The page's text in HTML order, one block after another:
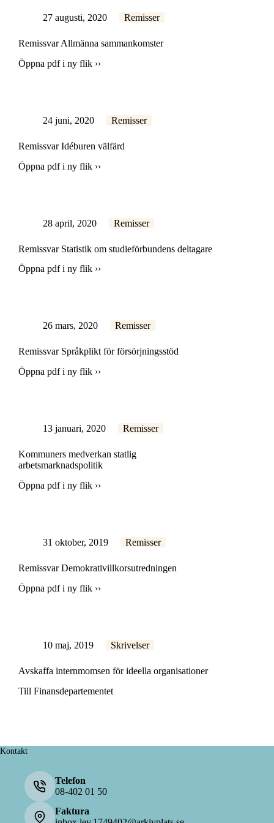
27 augusti, 2020 Remisser
Remissvar Allmänna sammankomster
Öppna pdf i ny flik ››
24 juni, 2020 Remisser
Remissvar Idéburen välfärd
Öppna pdf i ny flik ››
28 april, 2020 Remisser
Remissvar Statistik om studieförbundens deltagare
Öppna pdf i ny flik ››
26 mars, 2020 Remisser
Remissvar Språkplikt för försörjningsstöd
Öppna pdf i ny flik ››
13 januari, 2020 Remisser
Kommuners medverkan statlig
arbetsmarknadspolitik
Öppna pdf i ny flik ››
31 oktober, 2019 Remisser
Remissvar Demokrativillkorsutredningen
Öppna pdf i ny flik ››
10 maj, 2019 Skrivelser
Avskaffa internmomsen för ideella organisationer
Till Finansdepartementet
Kontakt
Telefon
08-402 01 50
Faktura